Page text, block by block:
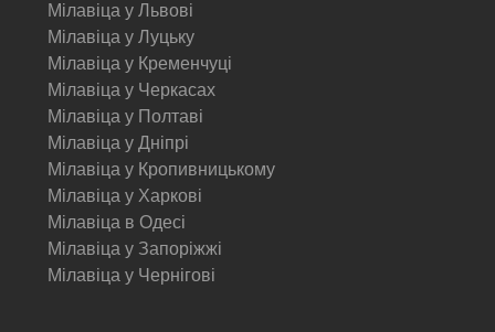
Мілавіца у Львові
Мілавіца у Луцьку
Мілавіца у Кременчуці
Мілавіца у Черкасах
Мілавіца у Полтаві
Мілавіца у Дніпрі
Мілавіца у Кропивницькому
Мілавіца у Харкові
Мілавіца в Одесі
Мілавіца у Запоріжжі
Мілавіца у Чернігові